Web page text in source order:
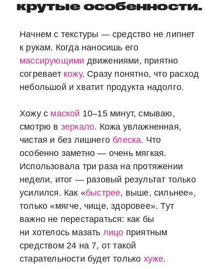
крутые особенности.
Начнем с текстуры ― средство не липнет
к рукам. Когда наносишь его
массирующими движениями, приятно
согревает кожу. Сразу понятно, что расход
небольшой и хватит продукта надолго.
Хожу с маской 10–15 минут, смываю,
смотрю в зеркало. Кожа увлажненная,
чистая и без лишнего блеска. Что
особенно заметно ― очень мягкая.
Использовала три раза на протяжении
недели, итог ― разовый результат только
усилился. Как «быстрее, выше, сильнее»,
только «мягче, чище, здоровее». Тут
важно не перестараться: как бы
ни хотелось мазать лицо приятным
средством 24 на 7, от такой
старательности будет только хуже.